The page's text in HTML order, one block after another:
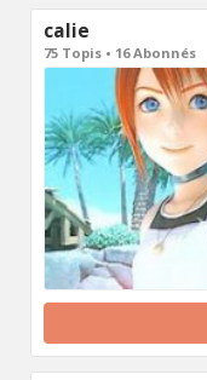
calie
75 Topis • 16 Abonnés